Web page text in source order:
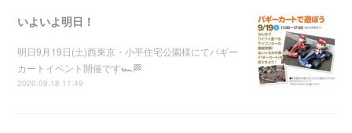
いよいよ明日！
明日9月19日(土)西東京・小平住宅公園様にてバギー
カートイベント開催です🏎🏁
2020.09.18 11:49